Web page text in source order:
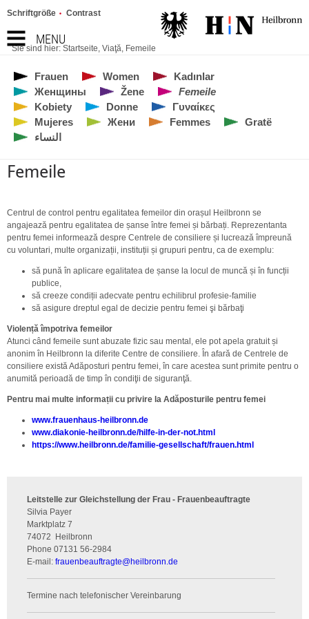
MENU
Schriftgröße Contrast
Sie sind hier: Startseite, Viaţă, Femeile
Frauen Women
Kadınlar
Женщины
Žene
Femeile
Kobiety
Donne
Γυναίκες
Mujeres
Жени Femmes
Gratë
النساء
Femeile
Centrul de control pentru egalitatea femeilor din orașul Heilbronn se
angajează pentru egalitatea de șanse între femei și bărbați. Reprezentanta
pentru femei informează despre Centrele de consiliere și lucrează împreună
cu voluntari, multe organizații, instituții și grupuri pentru, ca de exemplu:
să pună în aplicare egalitatea de șanse la locul de muncă și în funcții
publice,
să creeze condiții adecvate pentru echilibrul profesie-familie
să asigure dreptul egal de decizie pentru femei şi bărbaţi
Violență împotriva femeilor
Atunci când femeile sunt abuzate fizic sau mental, ele pot apela gratuit și
anonim în Heilbronn la diferite Centre de consiliere. În afară de Centrele de
consiliere există Adăposturi pentru femei, în care acestea sunt primite pentru o
anumită perioadă de timp în condiţii de siguranţă.
Pentru mai multe informații cu privire la Adăposturile pentru femei
www.frauenhaus-heilbronn.de
www.diakonie-heilbronn.de/hilfe-in-der-not.html
https://www.heilbronn.de/familie-gesellschaft/frauen.html
Leitstelle zur Gleichstellung der Frau - Frauenbeauftragte
Silvia Payer
Marktplatz 7
74072
Heilbronn
Phone 07131 56-2984
E-mail: frauenbeauftragte@heilbronn.de
Termine nach telefonischer Vereinbarung